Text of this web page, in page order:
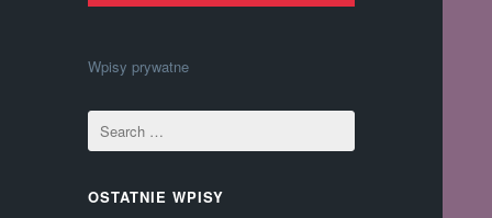
Wpisy prywatne
OSTATNIE WPISY